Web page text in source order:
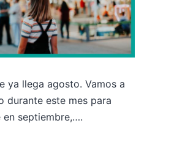
ya llega agosto. Vamos a
durante este mes para
septiembre,….